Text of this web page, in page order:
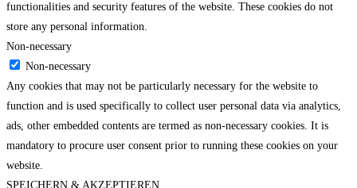
functionalities and security features of the website. These cookies do not
store any personal information.
Non-necessary
Non-necessary
Any cookies that may not be particularly necessary for the website to
function and is used specifically to collect user personal data via analytics,
ads, other embedded contents are termed as non-necessary cookies. It is
mandatory to procure user consent prior to running these cookies on your
website.
SPEICHERN & AKZEPTIEREN